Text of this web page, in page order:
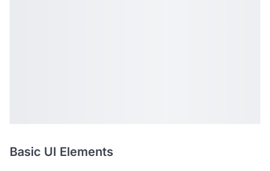
Basic UI Elements